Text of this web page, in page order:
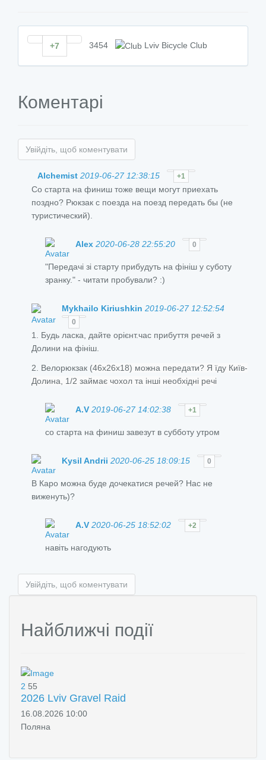
+7 3454 Lviv Bicycle Club
Коментарі
Увійдіть, щоб коментувати
Alchemist 2019-06-27 12:38:15 +1
Со старта на финиш тоже вещи могут приехать
поздно? Рюкзак с поезда на поезд передать бы (не
туристический).
Alex 2020-06-28 22:55:20 0
"Передачі зі старту прибудуть на фініш у суботу
зранку." - читати пробували? :)
Mykhailo Kiriushkin 2019-06-27 12:52:54
0
1. Будь ласка, дайте орієнт.час прибуття речей з
Долини на фініш.
2. Велорюкзак (46x26x18) можна передати? Я їду Київ-
Долина, 1/2 займає чохол та інші необхідні речі
A.V 2019-06-27 14:02:38 +1
со старта на финиш завезут в субботу утром
Kysil Andrii 2020-06-25 18:09:15 0
В Каро можна буде дочекатися речей? Нас не
виженуть)?
A.V 2020-06-25 18:52:02 +2
навіть нагодують
Увійдіть, щоб коментувати
Найближчі події
2 55
2026 Lviv Gravel Raid
16.08.2026 10:00
Поляна